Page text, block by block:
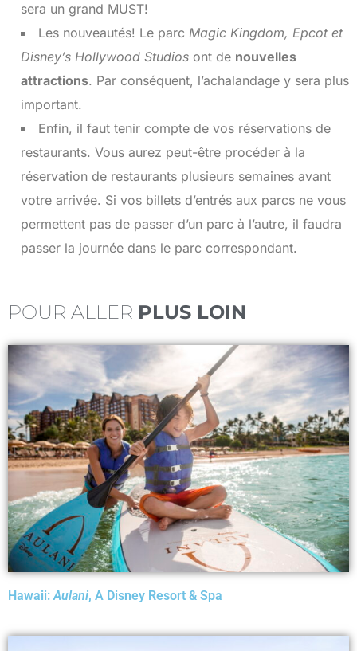
sera un grand MUST!
Les nouveautés! Le parc Magic Kingdom, Epcot et
Disney’s Hollywood Studios ont de nouvelles
attractions. Par conséquent, l’achalandage y sera plus
important.
Enfin, il faut tenir compte de vos réservations de
restaurants. Vous aurez peut-être procéder à la
réservation de restaurants plusieurs semaines avant
votre arrivée. Si vos billets d’entrés aux parcs ne vous
permettent pas de passer d’un parc à l’autre, il faudra
passer la journée dans le parc correspondant.
POUR ALLER PLUS LOIN
Hawaii:Aulani, A Disney Resort & Spa